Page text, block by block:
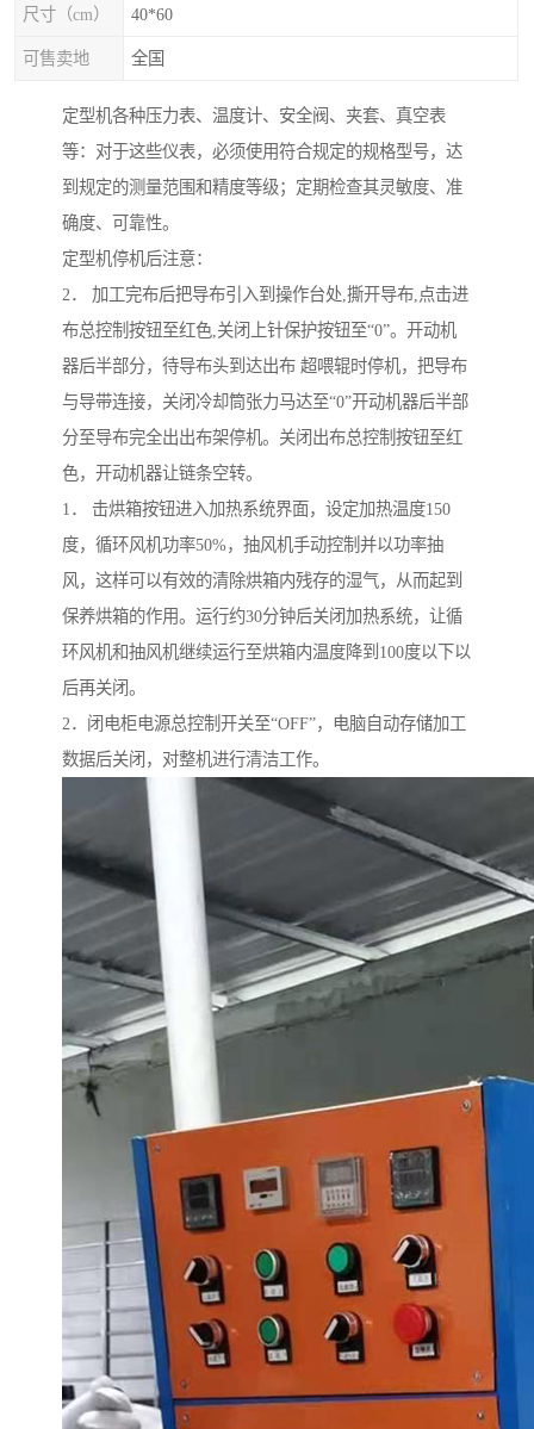
尺寸（cm） 40*60
可售卖地 全国
定型机各种压力表、温度计、安全阀、夹套、真空表
等：对于这些仪表，必须使用符合规定的规格型号，达
到规定的测量范围和精度等级；定期检查其灵敏度、准
确度、可靠性。
定型机停机后注意：
2． 加工完布后把导布引入到操作台处,撕开导布,点击进
布总控制按钮至红色,关闭上针保护按钮至“0”。开动机
器后半部分，待导布头到达出布 超喂辊时停机，把导布
与导带连接，关闭冷却筒张力马达至“0”开动机器后半部
分至导布完全出出布架停机。关闭出布总控制按钮至红
色，开动机器让链条空转。
1． 击烘箱按钮进入加热系统界面，设定加热温度150
度，循环风机功率50%，抽风机手动控制并以功率抽
风，这样可以有效的清除烘箱内残存的湿气，从而起到
保养烘箱的作用。运行约30分钟后关闭加热系统，让循
环风机和抽风机继续运行至烘箱内温度降到100度以下以
后再关闭。
2．闭电柜电源总控制开关至“OFF”，电脑自动存储加工
数据后关闭，对整机进行清洁工作。